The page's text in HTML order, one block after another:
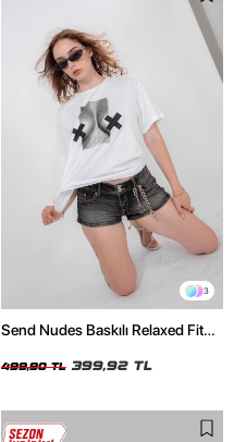
3
Send Nudes Baskılı Relaxed Fit
499,90 TL 399,92 TL